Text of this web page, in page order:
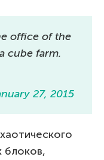
office of the
cube farm.
27, 2015
блоков,